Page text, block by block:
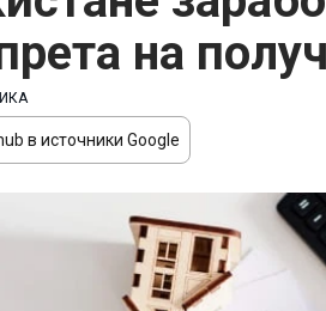
на
в источники Google